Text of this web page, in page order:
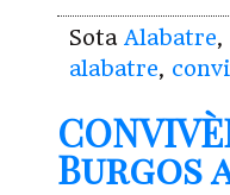
Sota Alabatre,
alabatre,
Burgos